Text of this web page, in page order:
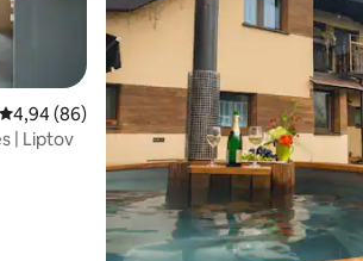
: 5 sur 5
Évaluation moyenne sur la base de 86
4,94 (86)
| Liptov